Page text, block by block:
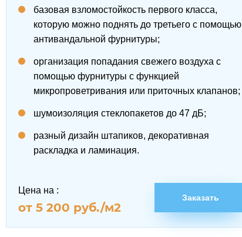
базовая взломостойкость первого класса,
которую можно поднять до третьего с помощью
антивандальной фурнитуры;
организация попадания свежего воздуха с
помощью фурнитуры с функцией
микропроветривания или приточных клапанов;
шумоизоляция стеклопакетов до 47 дБ;
разный дизайн штапиков, декоративная
раскладка и ламинация.
Цена на :
от 5 200 руб./м2
Заказать